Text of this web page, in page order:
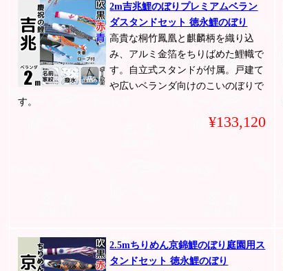
2m吉兆鯉のぼりプレミアムベラン
ダスタンドセット 徳永鯉のぼり
高貴な桐竹鳳凰と麒麟柄を織り込
み、アルミ金箔をちりばめた鯉幟で
す。自立式スタンドが付属。戸建て
や広いベランダ向けのこいのぼりで
す。
¥133,120
2.5mちりめん京錦鯉のぼり庭園用ス
タンドセット 徳永鯉のぼり